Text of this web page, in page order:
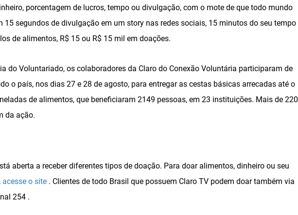
porcentagem de lucros, tempo ou divulgação, com o mote de que todo mundo
15 segundos de divulgação em um story nas redes sociais, 15 minutos do seu tempo
de alimentos, R$ 15 ou R$ 15 mil em doações.
do Voluntariado, os colaboradores da Claro do Conexão Voluntária participaram de
o país, nos dias 27 e 28 de agosto, para entregar as cestas básicas arrecadas até o
de alimentos, que beneficiaram 2149 pessoas, em 23 instituições. Mais de 220
da ação.
aberta a receber diferentes tipos de doação. Para doar alimentos, dinheiro ou seu
acesse o site . Clientes de todo Brasil que possuem Claro TV podem doar também via
254 .